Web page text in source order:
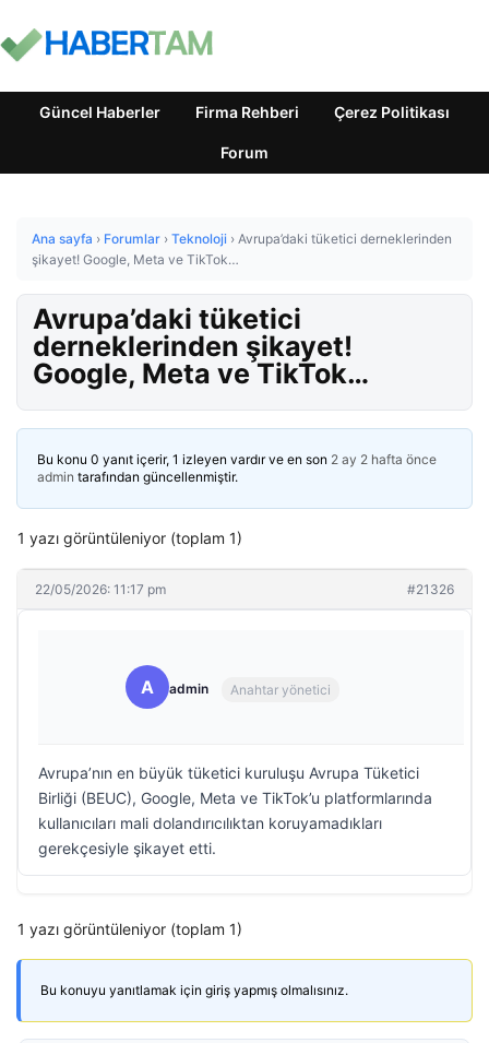
Güncel Haberler Firma Rehberi Çerez Politikası
Forum
Ana sayfa › Forumlar › Teknoloji › Avrupa’daki tüketici derneklerinden
şikayet! Google, Meta ve TikTok…
Avrupa’daki tüketici
derneklerinden şikayet!
Google, Meta ve TikTok…
Bu konu 0 yanıt içerir, 1 izleyen vardır ve en son 2 ay 2 hafta önce
admin tarafından güncellenmiştir.
1 yazı görüntüleniyor (toplam 1)
22/05/2026: 11:17 pm #21326
A admin Anahtar yönetici
Avrupa’nın en büyük tüketici kuruluşu Avrupa Tüketici
Birliği (BEUC), Google, Meta ve TikTok’u platformlarında
kullanıcıları mali dolandırıcılıktan koruyamadıkları
gerekçesiyle şikayet etti.
1 yazı görüntüleniyor (toplam 1)
Bu konuyu yanıtlamak için giriş yapmış olmalısınız.